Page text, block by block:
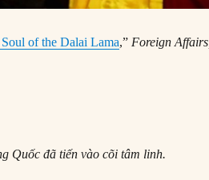
of the Dalai Lama,” Foreign Affairs,
Quốc đã tiến vào cõi tâm linh.